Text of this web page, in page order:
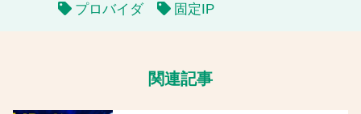
プロバイダ
固定IP
関連記事